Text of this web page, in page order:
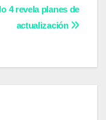
4 revela planes de
actualización